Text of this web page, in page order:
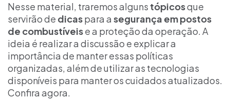
Nesse material, traremos alguns tópicosque
servirão de dicaspara a segurança em postos
de combustíveise a proteção da operação. A
ideia é realizar a discussão e explicar a
importância de manter essas políticas
organizadas, além de utilizar as tecnologias
disponíveis para manter os cuidados atualizados.
Confira agora.